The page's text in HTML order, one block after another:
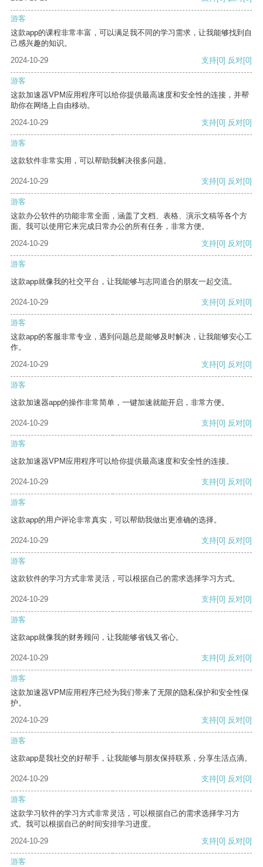
游客
这款app的课程非常丰富，可以满足我不同的学习需求，让我能够找到自
己感兴趣的知识。
2024-10-29
支持[0] 反对[0]
游客
这款加速器VPM应用程序可以给你提供最高速度和安全性的连接，并帮
助你在网络上自由移动。
2024-10-29
支持[0] 反对[0]
游客
这款软件非常实用，可以帮助我解决很多问题。
2024-10-29 支持[0] 反对[0]
游客
这款办公软件的功能非常全面，涵盖了文档、表格、演示文稿等各个方
面。我可以使用它来完成日常办公的所有任务，非常方便。
2024-10-29
支持[0] 反对[0]
游客
这款app就像我的社交平台，让我能够与志同道合的朋友一起交流。
2024-10-29 支持[0] 反对[0]
游客
这款app的客服非常专业，遇到问题总是能够及时解决，让我能够安心工
作。
2024-10-29
支持[0] 反对[0]
游客
这款加速器app的操作非常简单，一键加速就能开启，非常方便。
2024-10-29 支持[0] 反对[0]
游客
这款加速器VPM应用程序可以给你提供最高速度和安全性的连接。
2024-10-29 支持[0] 反对[0]
游客
这款app的用户评论非常真实，可以帮助我做出更准确的选择。
2024-10-29 支持[0] 反对[0]
游客
这款软件的学习方式非常灵活，可以根据自己的需求选择学习方式。
2024-10-29 支持[0] 反对[0]
游客
这款app就像我的财务顾问，让我能够省钱又省心。
2024-10-29 支持[0] 反对[0]
游客
这款加速器VPM应用程序已经为我们带来了无限的隐私保护和安全性保
护。
2024-10-29
支持[0] 反对[0]
游客
这款app是我社交的好帮手，让我能够与朋友保持联系，分享生活点滴。
2024-10-29 支持[0] 反对[0]
游客
这款学习软件的学习方式非常灵活，可以根据自己的需求选择学习方
式。我可以根据自己的时间安排学习进度。
2024-10-29
支持[0] 反对[0]
游客